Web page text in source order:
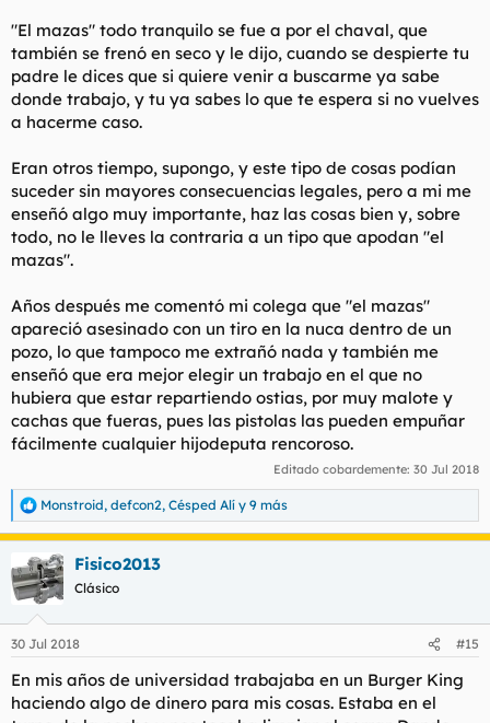
"El mazas" todo tranquilo se fue a por el chaval, que
también se frenó en seco y le dijo, cuando se despierte tu
padre le dices que si quiere venir a buscarme ya sabe
donde trabajo, y tu ya sabes lo que te espera si no vuelves
a hacerme caso.
Eran otros tiempo, supongo, y este tipo de cosas podían
suceder sin mayores consecuencias legales, pero a mi me
enseñó algo muy importante, haz las cosas bien y, sobre
todo, no le lleves la contraria a un tipo que apodan "el
mazas".
Años después me comentó mi colega que "el mazas"
apareció asesinado con un tiro en la nuca dentro de un
pozo, lo que tampoco me extrañó nada y también me
enseñó que era mejor elegir un trabajo en el que no
hubiera que estar repartiendo ostias, por muy malote y
cachas que fueras, pues las pistolas las pueden empuñar
fácilmente cualquier hijodeputa rencoroso.
Editado cobardemente: 30 Jul 2018
R
e
a
c
c
i
e
:
Monstroid, defcon2, Césped Alí y 9 más
Fisico2013
Clásico
30 Jul 2018 #15
En mis años de universidad trabajaba en un Burger King
haciendo algo de dinero para mis cosas. Estaba en el